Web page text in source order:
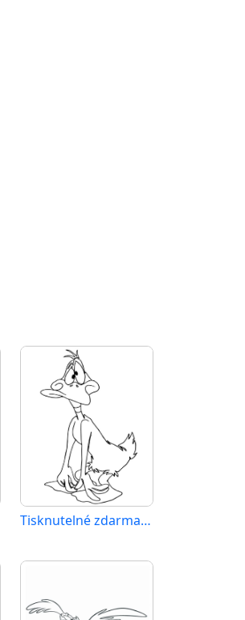
Tisknutelné zdarma Looney Tunes